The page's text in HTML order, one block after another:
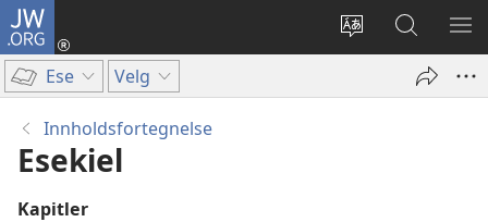
JW.ORG
Endre
Logg
inn
Søk
på
JW.ORG
VIS
Ese Velg
Innholdsfortegnelse
Esekiel
Kapitler